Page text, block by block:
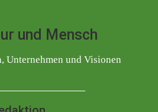
und Mensch
Unternehmen und Visionen